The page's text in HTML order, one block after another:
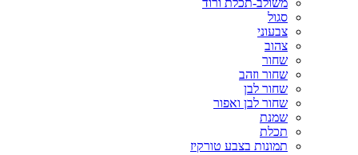
סגול
צבעוני
צהוב
שחור
שחור וזהב
שחור לבן
שחור לבן ואפור
שמנת
תכלת
תמונות בצבע טורקיז